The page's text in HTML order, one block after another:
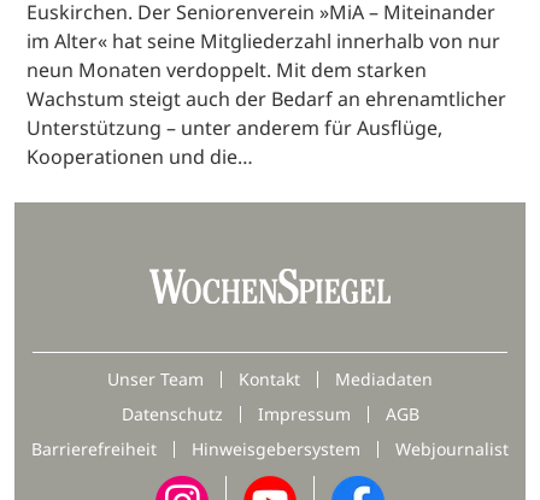
Euskirchen. Der Seniorenverein »MiA – Miteinander
im Alter« hat seine Mitgliederzahl innerhalb von nur
neun Monaten verdoppelt. Mit dem starken
Wachstum steigt auch der Bedarf an ehrenamtlicher
Unterstützung – unter anderem für Ausflüge,
Kooperationen und die…
Unser Team Kontakt
Mediadaten
Datenschutz
Impressum
AGB
Barrierefreiheit
Hinweisgebersystem Webjournalist